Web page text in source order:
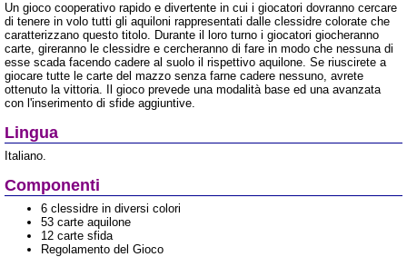
Un gioco cooperativo rapido e divertente in cui i giocatori dovranno cercare
di tenere in volo tutti gli aquiloni rappresentati dalle clessidre colorate che
caratterizzano questo titolo. Durante il loro turno i giocatori giocheranno
carte, gireranno le clessidre e cercheranno di fare in modo che nessuna di
esse scada facendo cadere al suolo il rispettivo aquilone. Se riuscirete a
giocare tutte le carte del mazzo senza farne cadere nessuno, avrete
ottenuto la vittoria. Il gioco prevede una modalità base ed una avanzata
con l'inserimento di sfide aggiuntive.
Lingua
Italiano.
Componenti
6 clessidre in diversi colori
53 carte aquilone
12 carte sfida
Regolamento del Gioco